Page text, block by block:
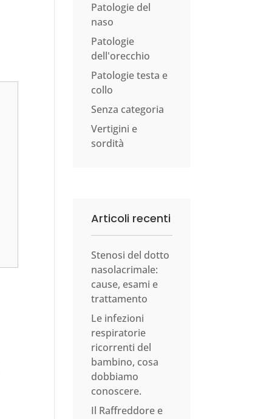
Patologie del
naso
Patologie
dell'orecchio
Patologie testa e
collo
Senza categoria
Vertigini e
sordità
Articoli recenti
Stenosi del dotto
nasolacrimale:
cause, esami e
trattamento
Le infezioni
respiratorie
ricorrenti del
bambino, cosa
dobbiamo
conoscere.
Il Raffreddore e